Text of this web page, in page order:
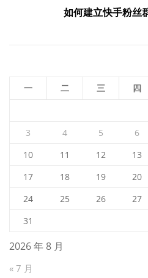
如何建立快手粉丝
2026 年 8 月
一 二 三 四
3
4 5 6
10
11 12 13
17
18 19 20
24
25 26 27
31
« 7 月